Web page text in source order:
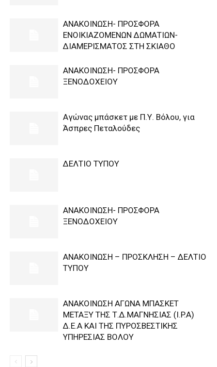
ΑΝΑΚΟΙΝΩΣΗ- ΠΡΟΣΦΟΡΑ
ΕΝΟΙΚΙΑΖΟΜΕΝΩΝ ΔΩΜΑΤΙΩΝ-
ΔΙΑΜΕΡΙΣΜΑΤΟΣ ΣΤΗ ΣΚΙΑΘΟ
ΑΝΑΚΟΙΝΩΣΗ- ΠΡΟΣΦΟΡΑ
ΞΕΝΟΔΟΧΕΙΟΥ
Αγώνας μπάσκετ με Π.Υ. Βόλου, για
Άσπρες Πεταλούδες
ΔΕΛΤΙΟ ΤΥΠΟΥ
ΑΝΑΚΟΙΝΩΣΗ- ΠΡΟΣΦΟΡΑ
ΞΕΝΟΔΟΧΕΙΟΥ
ΑΝΑΚΟΙΝΩΣΗ – ΠΡΟΣΚΛΗΣΗ – ΔΕΛΤΙΟ
ΤΥΠΟΥ
ΑΝΑΚΟΙΝΩΣΗ ΑΓΩΝΑ ΜΠΑΣΚΕΤ
ΜΕΤΑΞΥ ΤΗΣ Τ.Δ.ΜΑΓΝΗΣΙΑΣ (I.P.A)
Δ.Ε.Α KAI ΤΗΣ ΠΥΡΟΣΒΕΣΤΙΚΗΣ
ΥΠΗΡΕΣΙΑΣ ΒΟΛΟΥ